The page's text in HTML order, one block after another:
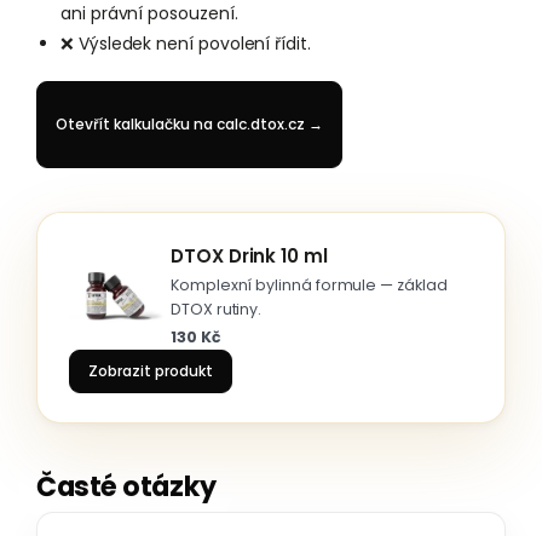
ani právní posouzení.
❌ Výsledek není povolení řídit.
Otevřít kalkulačku na calc.dtox.cz →
DTOX Drink 10 ml
Komplexní bylinná formule — základ
DTOX rutiny.
130 Kč
Zobrazit produkt
Časté otázky